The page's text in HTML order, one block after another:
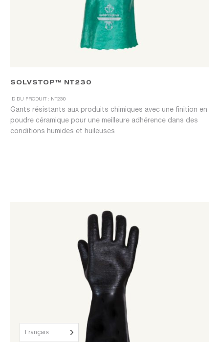
SOLVSTOP™ NT230
ID DU PRODUIT : NT230
Gants résistants aux produits chimiques avec une finition en
poudre céramique pour une meilleure adhérence dans des
conditions humides et huileuses
Français